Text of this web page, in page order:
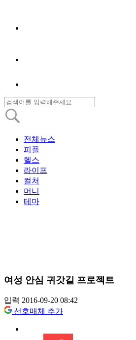
전체뉴스
피플
헬스
라이프
컬처
머니
테마
여성 안심 귀갓길 프로젝트
입력 2016-09-20 08:42
선호매체 추가